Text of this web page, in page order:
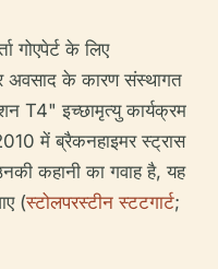
गोएपेर्ट के लिए
अवसाद के कारण संस्थागत
T4" इच्छामृत्यु कार्यक्रम
में ब्रैकनहाइमर स्ट्रास
कहानी का गवाह है, यह
(स्टोलपरस्टीन स्टटगार्ट;